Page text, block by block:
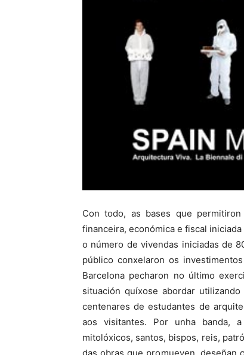
Con todo, as bases que
financeira, económica e fiscal
o número de vivendas iniciadas de
público conxelaron os
Barcelona pecharon no último
situación quíxose abordar
centenares de estudantes de
aos visitantes. Por unha banda,
mitolóxicos, santos, bispos, reis,